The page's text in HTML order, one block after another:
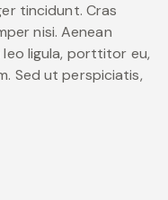
tincidunt. Cras
nisi. Aenean
ligula, porttitor eu,
Sed ut perspiciatis,